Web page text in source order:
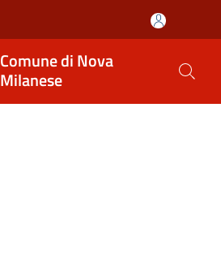
Comune di Nova
Milanese